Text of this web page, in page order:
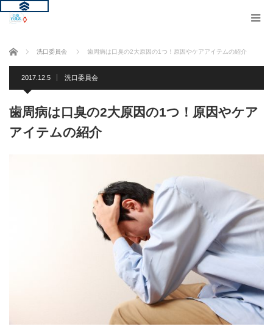
ホーム 洗口委員会 歯周病は口臭の2大原因の1つ！原因やケアアイテムの紹介
2017.12.5 洗口委員会
歯周病は口臭の2大原因の1つ！原因やケア
アイテムの紹介